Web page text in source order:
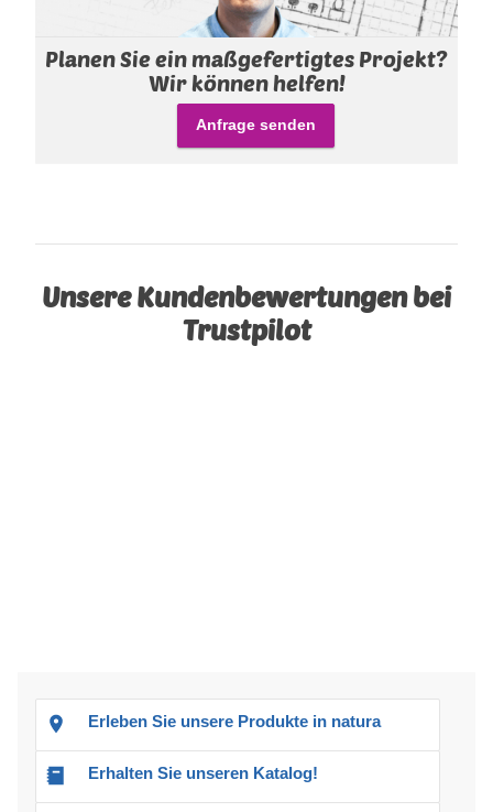
Planen Sie ein maßgefertigtes Projekt?
Wir können helfen!
Anfrage senden
Unsere Kundenbewertungen bei
Trustpilot
Erleben Sie unsere Produkte in natura
Erhalten Sie unseren Katalog!